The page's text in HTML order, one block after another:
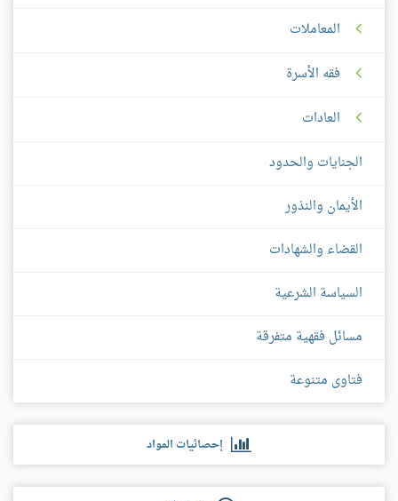
المعاملات
فقه الأسرة
العادات
الجنايات والحدود
الأيمان والنذور
القضاء والشهادات
السياسة الشرعية
مسائل فقهية متفرقة
فتاوى متنوعة
إحصائيات المواد